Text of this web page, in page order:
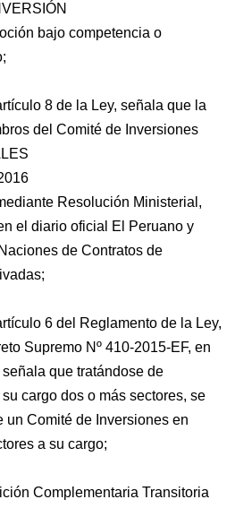
bajo competencia o
8 de la Ley, señala que la
del Comité de Inversiones
Resolución Ministerial,
el diario oficial El Peruano y
de Contratos de
6 del Reglamento de la Ley,
Supremo Nº 410-2015-EF, en
que tratándose de
cargo dos o más sectores, se
un Comité de Inversiones en
a su cargo;
Complementaria Transitoria